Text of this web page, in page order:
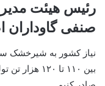
رئیس هیئت
صنفی گاوداران
بین ۱۱۰ تا